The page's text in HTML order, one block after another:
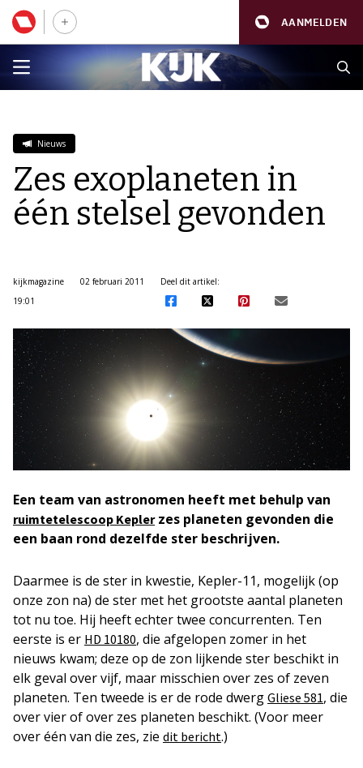
AANMELDEN
Nieuws
Zes exoplaneten in
één stelsel gevonden
kijkmagazine
02 februari 2011
19:01
Deel dit artikel:
Een team van astronomen heeft met behulp van
ruimtetelescoop Keplerzes planeten gevonden die
een baan rond dezelfde ster beschrijven.
Daarmee is de ster in kwestie, Kepler-11, mogelijk (op
onze zon na) de ster met het grootste aantal planeten
tot nu toe. Hij heeft echter twee concurrenten. Ten
eerste is er HD 10180, die afgelopen zomer in het
nieuws kwam; deze op de zon lijkende ster beschikt in
elk geval over vijf, maar misschien over zes of zeven
planeten. Ten tweede is er de rode dwerg Gliese 581, die
over vier of over zes planeten beschikt. (Voor meer
over één van die zes, zie dit bericht.)